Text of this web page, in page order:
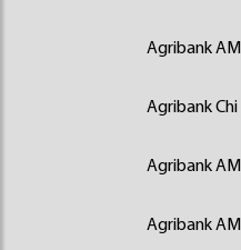
Agribank
Agribank
Agribank
Agribank